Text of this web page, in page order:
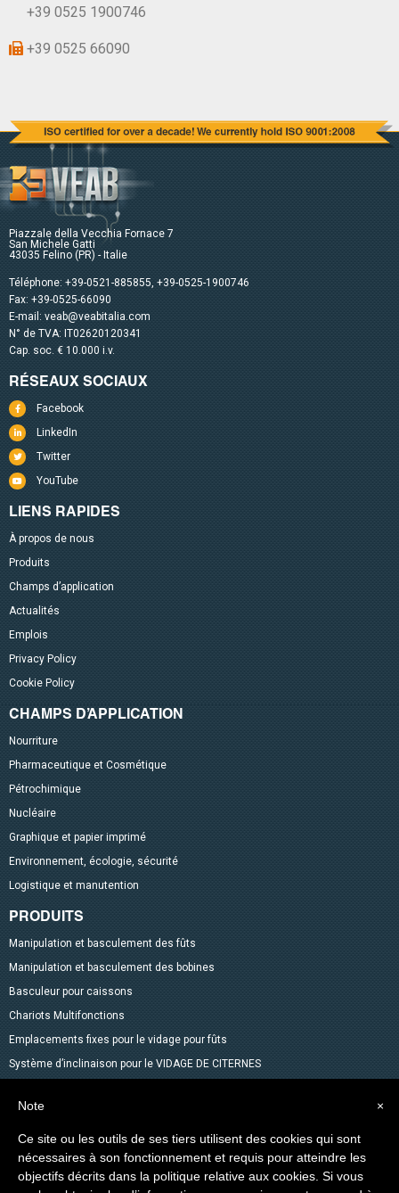
+39 0525 1900746
+39 0525 66090
Piazzale della Vecchia Fornace 7
San Michele Gatti
43035 Felino (PR) - Italie
Téléphone: +39-0521-885855, +39-0525-1900746
Fax: +39-0525-66090
E-mail: veab@veabitalia.com
N° de TVA: IT02620120341
Cap. soc. € 10.000 i.v.
RÉSEAUX SOCIAUX
Facebook
LinkedIn
Twitter
YouTube
LIENS RAPIDES
À propos de nous
Produits
Champs d’application
Actualités
Emplois
Privacy Policy
Cookie Policy
CHAMPS D’APPLICATION
Nourriture
Pharmaceutique et Cosmétique
Pétrochimique
Nucléaire
Graphique et papier imprimé
Environnement, écologie, sécurité
Logistique et manutention
PRODUITS
Manipulation et basculement des fûts
Manipulation et basculement des bobines
Basculeur pour caissons
Chariots Multifonctions
Emplacements fixes pour le vidage pour fûts
Système d’inclinaison pour le VIDAGE DE CITERNES
Mélangeurs
Accessoires pour fûts
Gerbeurs avec fonction transpalette
Autres produits dans le catalogue
×
Note
Ce site ou les outils de ses tiers utilisent des cookies qui sont
nécessaires à son fonctionnement et requis pour atteindre les
objectifs décrits dans la politique relative aux cookies. Si vous